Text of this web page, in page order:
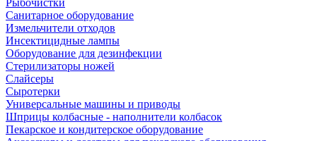
Рыбочистки
Санитарное оборудование
Измельчители отходов
Инсектицидные лампы
Оборудование для дезинфекции
Стерилизаторы ножей
Слайсеры
Сыротерки
Универсальные машины и приводы
Шприцы колбасные - наполнители колбасок
Пекарское и кондитерское оборудование